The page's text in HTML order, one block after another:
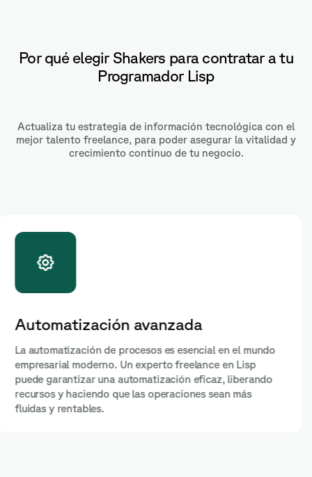
Por qué elegir Shakers para contratar a tu
Programador Lisp
Actualiza tu estrategia de información tecnológica con el
mejor talento freelance, para poder asegurar la vitalidad y
crecimiento continuo de tu negocio.
Análisis profundo de datos
Los datos son el núcleo de cualquier decisión
empresarial. Un Programador Lisp freelance tiene la
habilidad de desarrollar software específico para el
análisis de datos, brindando a las empresas insights
valiosos que informan y guían las estrategias.